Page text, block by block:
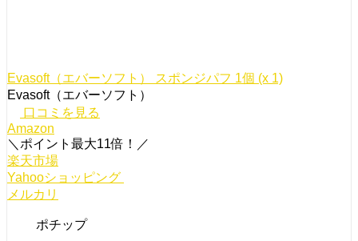
Evasoft（エバーソフト） スポンジパフ 1個 (x 1)
Evasoft（エバーソフト）
口コミを見る
Amazon
＼ポイント最大11倍！／
楽天市場
Yahooショッピング
メルカリ
ポチップ